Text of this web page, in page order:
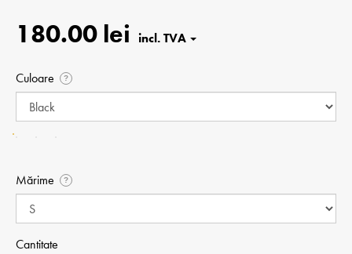
180.00 lei
Culoare ?
Mărime ?
Cantitate